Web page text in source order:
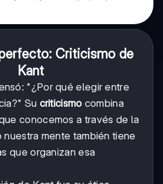
Criticismo de
Kant
"¿Por qué elegir entre
Su criticismo combina
conocemos a través de la
mente también tiene
que organizan esa